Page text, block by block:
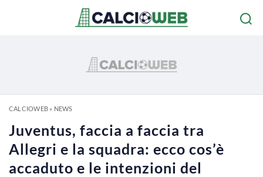
CALCIOWEB» NEWS
Juventus, faccia a faccia tra
Allegri e la squadra: ecco cos’è
accaduto e le intenzioni del